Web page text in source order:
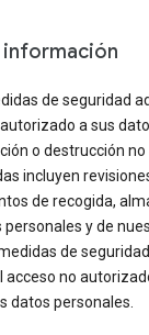
información
de seguridad
a sus
o destrucción
incluyen
de recogida,
y de
de
no
datos personales.